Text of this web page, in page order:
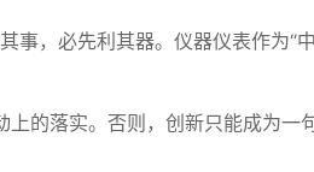
，必先利其器。仪器仪表作为“中
落实。否则，创新只能成为一